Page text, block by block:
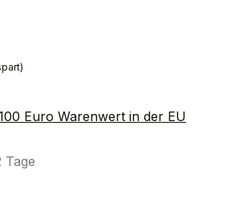
Euro Warenwert in der EU
Tage